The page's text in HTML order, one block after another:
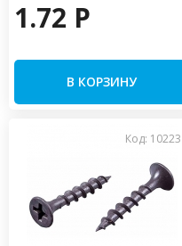
1.72 P
В КОРЗИНУ
Код: 10223